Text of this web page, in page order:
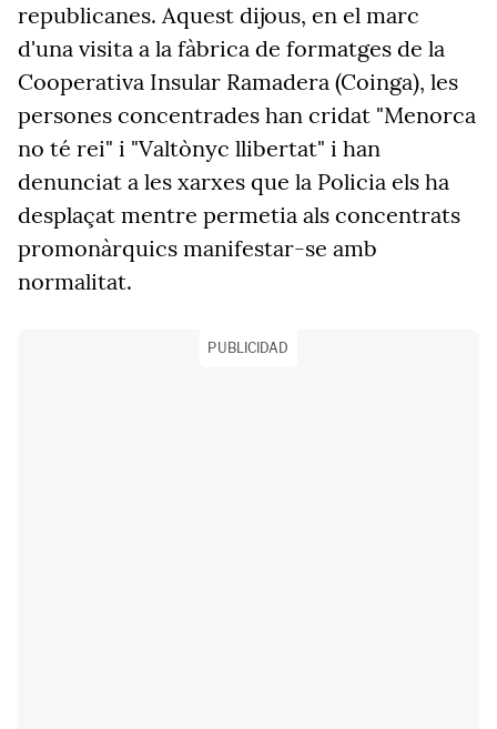
republicanes. Aquest dijous, en el marc
d'una visita a la fàbrica de formatges de la
Cooperativa Insular Ramadera (Coinga), les
persones concentrades han cridat "Menorca
no té rei" i "Valtònyc llibertat" i han
denunciat a les xarxes que la Policia els ha
desplaçat mentre permetia als concentrats
promonàrquics manifestar-se amb
normalitat.
PUBLICIDAD